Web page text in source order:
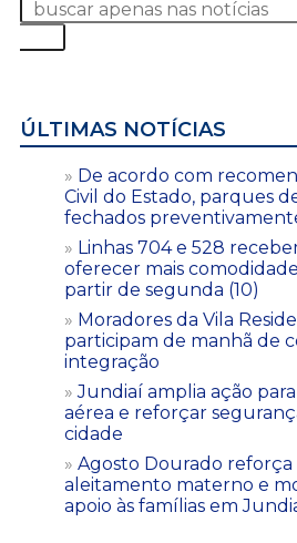
ÚLTIMAS NOTÍCIAS
De acordo com
Civil do Estado, parques
fechados
Linhas 704 e 528
oferecer mais
partir de segunda (10)
Moradores da Vila
participam de manhã de
integração
Jundiaí amplia ação
aérea e reforçar
cidade
Agosto Dourado
aleitamento materno e
apoio às famílias em